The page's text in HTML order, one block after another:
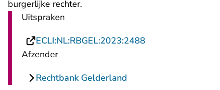
burgerlijke rechter.
Uitspraken
ECLI:NL:RBGEL:2023:2488
Afzender
Rechtbank Gelderland